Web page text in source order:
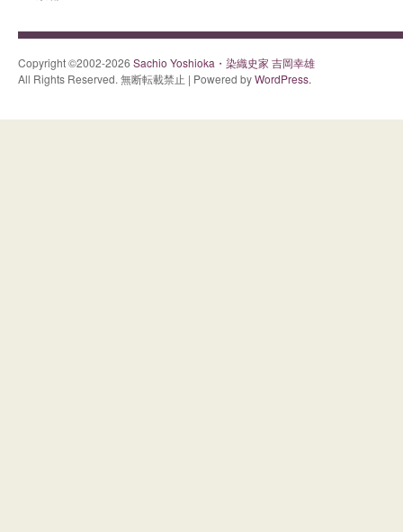
Copyright ©2002-2026 Sachio Yoshioka・染織史家 吉岡幸雄
All Rights Reserved. 無断転載禁止 | Powered byWordPress.